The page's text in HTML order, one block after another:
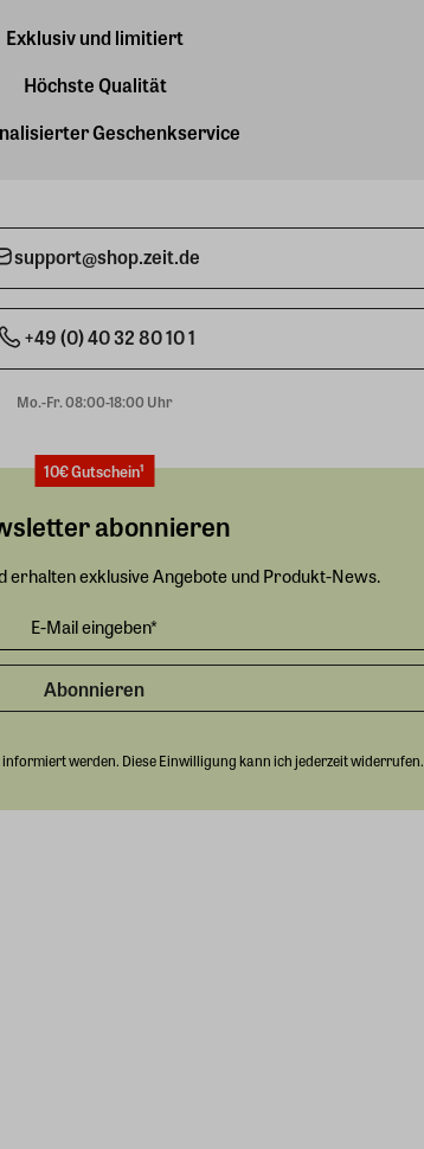
Exklusiv und limitiert
Höchste Qualität
Geschenkservice
support@shop.zeit.de
+49 (0) 40 32 80 10 1
Mo.-Fr. 08:00-18:00 Uhr
10€ Gutschein¹
abonnieren
erhalten exklusive Angebote und Produkt-News.
Abonnieren
werden. Diese Einwilligung kann ich jederzeit widerrufen.